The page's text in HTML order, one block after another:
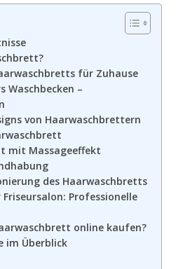
für Zuhause
Waschbecken –
von Haarwaschbrettern
mit Massageeffekt
des Haarwaschbretts
Professionelle
online kaufen?
im Überblick